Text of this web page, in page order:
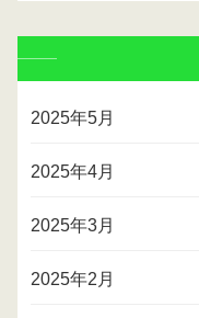
2025年5月
2025年4月
2025年3月
2025年2月